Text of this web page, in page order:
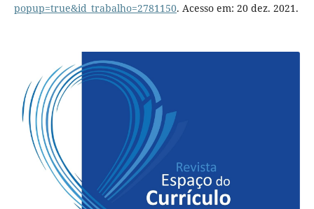
popup=true&id_trabalho=2781150. Acesso em: 20 dez. 2021.